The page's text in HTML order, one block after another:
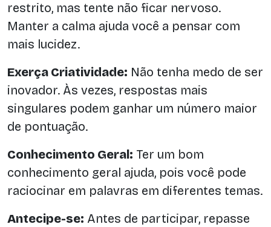
restrito, mas tente não ficar nervoso.
Manter a calma ajuda você a pensar com
mais lucidez.
Exerça Criatividade: Não tenha medo de ser
inovador. Às vezes, respostas mais
singulares podem ganhar um número maior
de pontuação.
Conhecimento Geral: Ter um bom
conhecimento geral ajuda, pois você pode
raciocinar em palavras em diferentes temas.
Antecipe-se: Antes de participar, repasse